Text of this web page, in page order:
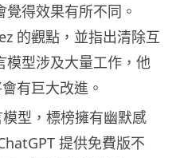
得效果有所不同。
的觀點，並指出清除互
模型涉及大量工作，他
有巨大改進。
型，標榜擁有幽默感
提供免費版不